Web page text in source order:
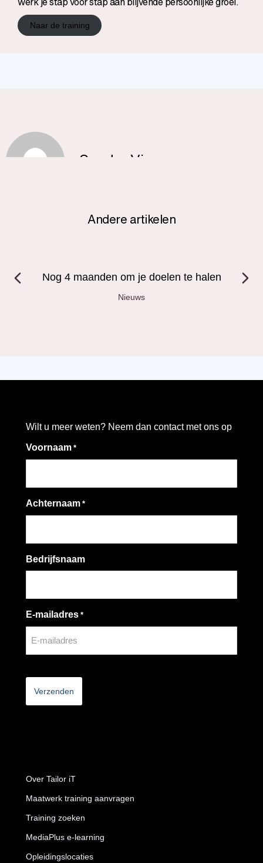
Naar de training
Sander Visser
Andere artikelen
Nog 4 maanden om je doelen te halen
Nieuws
Over Tailor iT
Maatwerk training aanvragen
Training zoeken
MediaPlus e-learning
Opleidingslocaties
Wilt u meer weten? Neem dan contact met ons op
Voornaam *
Achternaam *
Bedrijfsnaam
E-mailadres *